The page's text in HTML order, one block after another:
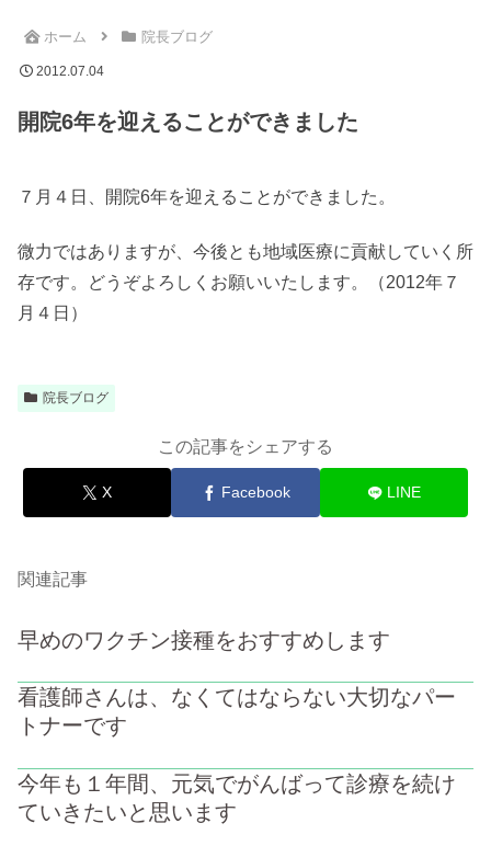
ホーム 院長ブログ
2012.07.04
開院6年を迎えることができました
７ 月４日、開院6年を迎えることができました。
微力ではありますが、今後とも地域医療に貢献していく所
存です。どうぞよろしくお願いいたします。
（2012年７
月４日）
院長ブログ
この記事をシェアする
X Facebook LINE
関連記事
早めのワクチン接種をおすすめします
看護師さんは、なくてはならない大切なパー
トナーです
今年も１年間、元気でがんばって診療を続け
ていきたいと思います